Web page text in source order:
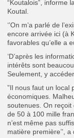
“Koutalois”, informe
Koutal.
‘’On m’a parlé de
encore arrivée ici (à
favorables qu’elle a
‘D’après les
intérêts sont
Seulement, y
”Il nous faut un local
économiques.
soutenues. On
de 50 à 100 mille
n’est même pas
matière première’’,